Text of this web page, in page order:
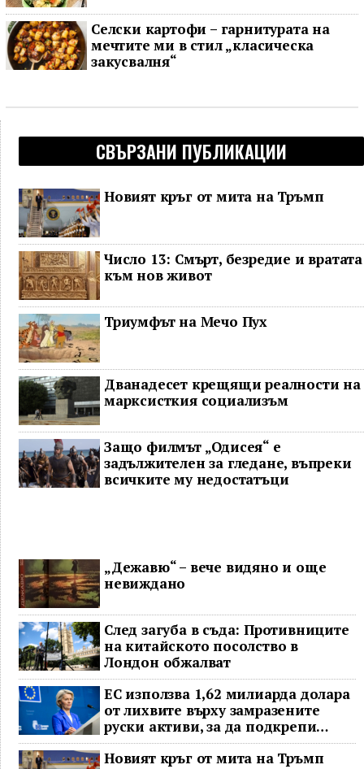
Селски картофи – гарнитурата на
мечтите ми в стил „класическа
закусвалня“
СВЪРЗАНИ ПУБЛИКАЦИИ
Новият кръг от мита на Тръмп
Число 13: Смърт, безредие и вратата
към нов живот
Триумфът на Мечо Пух
Дванадесет крещящи реалности на
марксисткия социализъм
Защо филмът „Одисея“ е
задължителен за гледане, въпреки
всичките му недостатъци
„Дежавю“ – вече видяно и още
невиждано
След загуба в съда: Противниците
на китайското посолство в
Лондон обжалват
ЕС използва 1,62 милиарда долара
от лихвите върху замразените
руски активи, за да подкрепи
Украйна
Новият кръг от мита на Тръмп